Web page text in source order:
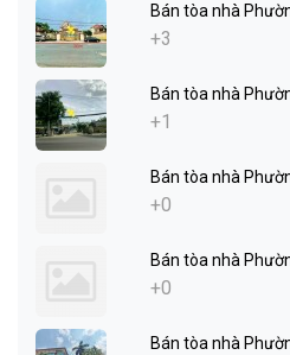
Bán tòa nhà
+3
Bán tòa nhà
+1
Bán tòa nhà
+0
Bán tòa nhà
+0
Bán tòa nhà